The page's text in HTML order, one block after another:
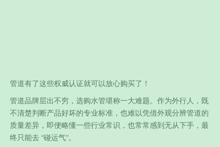
管道有了这些权威认证就可以放心购买了！
管道品牌层出不穷，选购水管堪称一大难题。作为外行人，既
不清楚判断产品好坏的专业标准，也难以凭借外观分辨管道的
质量差异，即便略懂一些行业常识，也常常感到无从下手，最
终只能去 “碰运气”。